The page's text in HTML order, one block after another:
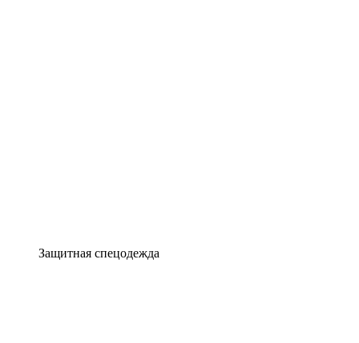
Защитная спецодежда